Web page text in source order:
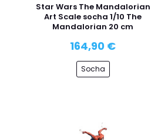
Star Wars The Mandalorian
Art Scale socha 1/10 The
Mandalorian 20 cm
164,90 €
Socha